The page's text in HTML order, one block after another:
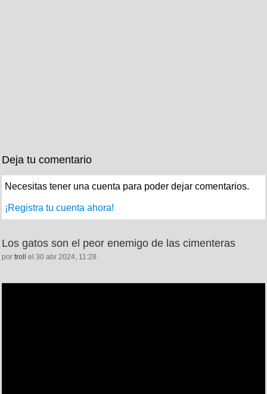
Deja tu comentario
Necesitas tener una cuenta para poder dejar comentarios.
¡Registra tu cuenta ahora!
Los gatos son el peor enemigo de las cimenteras
por troll el 30 abr 2024, 11:28